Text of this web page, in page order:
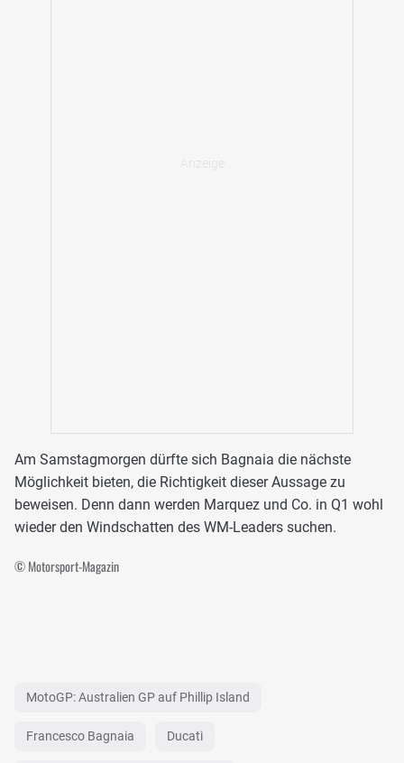
Am Samstagmorgen dürfte sich Bagnaia die nächste
Möglichkeit bieten, die Richtigkeit dieser Aussage zu
beweisen. Denn dann werden Marquez und Co. in Q1 wohl
wieder den Windschatten des WM-Leaders suchen.
© Motorsport-Magazin
MotoGP: Australien GP auf Phillip Island
Francesco Bagnaia Ducati